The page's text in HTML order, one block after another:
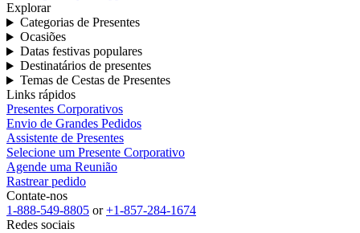
Explorar
Categorias de Presentes
Ocasiões
Datas festivas populares
Destinatários de presentes
Temas de Cestas de Presentes
Links rápidos
Presentes Corporativos
Envio de Grandes Pedidos
Assistente de Presentes
Selecione um Presente Corporativo
Agende uma Reunião
Rastrear pedido
Contate-nos
1-888-549-8805 or+1-857-284-1674
Redes sociais